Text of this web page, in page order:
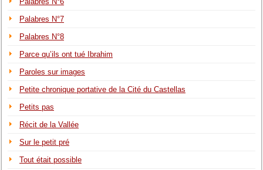
Palabres N°7
Palabres N°8
Parce qu’ils ont tué Ibrahim
Paroles sur images
Petite chronique portative de la Cité du Castellas
Petits pas
Récit de la Vallée
Sur le petit pré
Tout était possible